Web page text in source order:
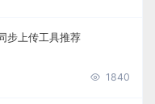
步上传工具推荐
1840